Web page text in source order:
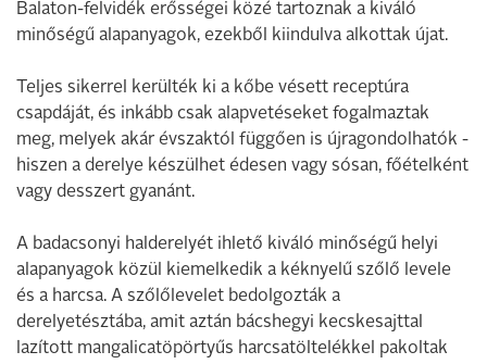
Balaton-felvidék erősségei közé tartoznak a kiváló
minőségű alapanyagok, ezekből kiindulva alkottak újat.
Teljes sikerrel kerülték ki a kőbe vésett receptúra
csapdáját, és inkább csak alapvetéseket fogalmaztak
meg, melyek akár évszaktól függően is újragondolhatók -
hiszen a derelye készülhet édesen vagy sósan, főételként
vagy desszert gyanánt.
A badacsonyi halderelyét ihlető kiváló minőségű helyi
alapanyagok közül kiemelkedik a kéknyelű szőlő levele
és a harcsa. A szőlőlevelet bedolgozták a
derelyetésztába, amit aztán bácshegyi kecskesajttal
lazított mangalicatöpörtyűs harcsatöltelékkel pakoltak